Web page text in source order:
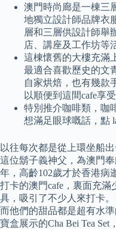
澳門時尚廊是一棟三
地獨立設計師品牌衣
層和三層供設計師舉
店、講座及工作坊等
這棟懷舊的大樓充滿
最適合喜歡歷史的文
自家烘焙，也有幾款
以順便到這間cafe享受
特別推介咖啡類，咖
想滿足眼球嘅話，點
以往每次都是從上環坐船
這位鬍子義神父，為澳門
年，高齡102歲才於香港病
打卡的澳門cafe，裏面充
具，吸引了不少人來打卡
而他們的甜品都是超有水
寶盒展示的Cha Bei Tea